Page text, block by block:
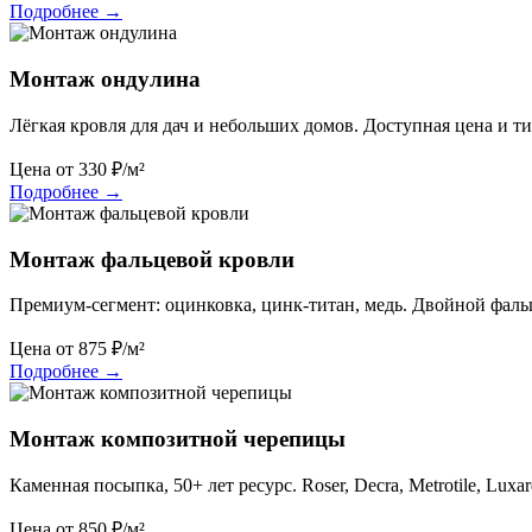
Подробнее →
Монтаж ондулина
Лёгкая кровля для дач и небольших домов. Доступная цена и
Цена от 330 ₽/м²
Подробнее →
Монтаж фальцевой кровли
Премиум-сегмент: оцинковка, цинк-титан, медь. Двойной
Цена от 875 ₽/м²
Подробнее →
Монтаж композитной черепицы
Каменная посыпка, 50+ лет ресурс. Roser, Decra, Metrotile,